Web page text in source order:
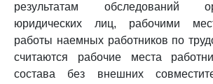
результатам обследований
юридических лиц, рабочими
работы наемных работников по
считаются рабочие места
состава без внешних